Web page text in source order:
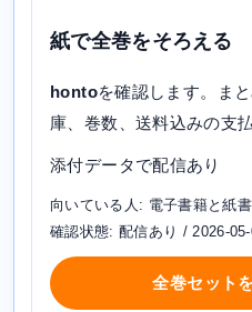
紙で全巻をそろえる
hontoを確認します。ま
庫、巻数、送料込みの支
添付データで配信あり
向いている人: 電子書籍と紙
確認状態: 配信あり / 2026-
全巻セット